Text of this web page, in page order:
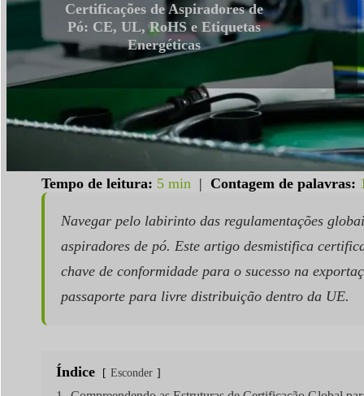
Certificações de Aspiradores de
Pó: CE, UL, RoHS e Etiquetas
Energéticas
Tempo de leitura: 5 min| Contagem de palavras:
Navegar pelo labirinto das regulamentações
aspiradores de pó. Este artigo desmistifica
chave de conformidade para o sucesso na
passaporte para livre distribuição dentro da UE.
Índice Esconder